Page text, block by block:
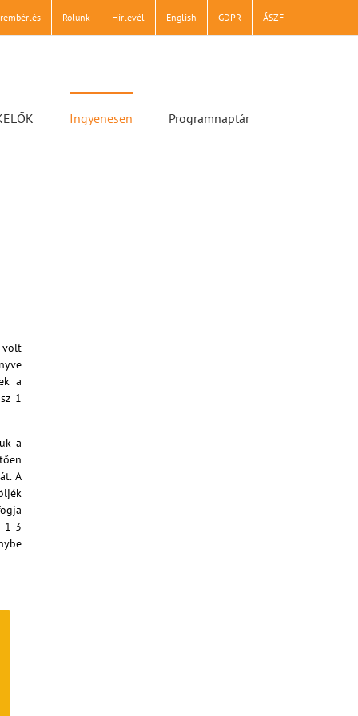
Rólunk Hírlevél English GDPR ÁSZF
Ingyenesen Programnaptár
volt
a
1
a
A
1-3